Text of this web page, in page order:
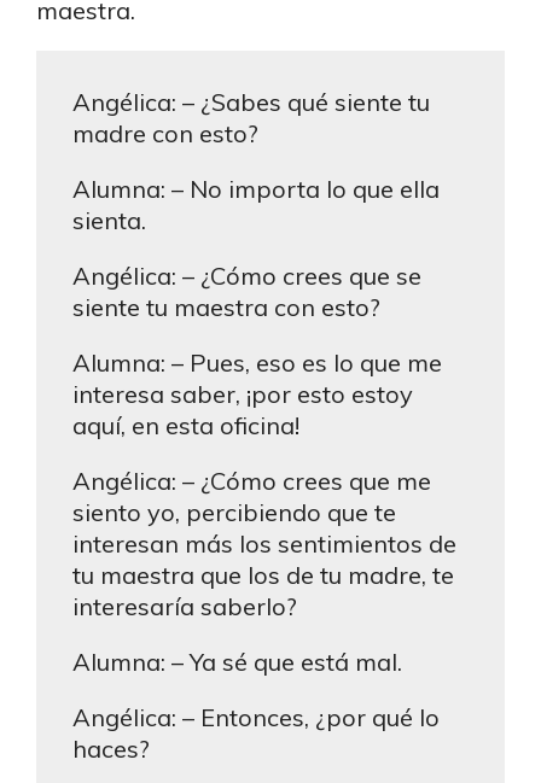
maestra.
Angélica: – ¿Sabes qué siente tu
madre con esto?
Alumna: – No importa lo que ella
sienta.
Angélica: – ¿Cómo crees que se
siente tu maestra con esto?
Alumna: – Pues, eso es lo que me
interesa saber, ¡por esto estoy
aquí, en esta oficina!
Angélica: – ¿Cómo crees que me
siento yo, percibiendo que te
interesan más los sentimientos de
tu maestra que los de tu madre, te
interesaría saberlo?
Alumna: – Ya sé que está mal.
Angélica: – Entonces, ¿por qué lo
haces?